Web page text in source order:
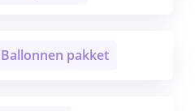
Ballonnen pakket